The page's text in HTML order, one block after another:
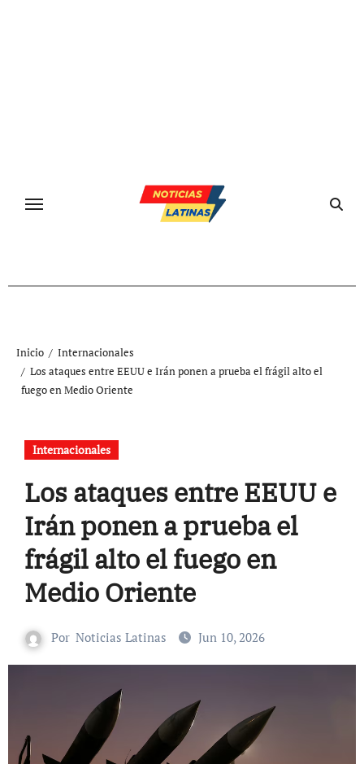
Inicio
Internacionales
Los ataques entre EEUU e Irán ponen a prueba el frágil alto el
fuego en Medio Oriente
Internacionales
Los ataques entre EEUU e
Irán ponen a prueba el
frágil alto el fuego en
Medio Oriente
Por Noticias Latinas Jun 10, 2026